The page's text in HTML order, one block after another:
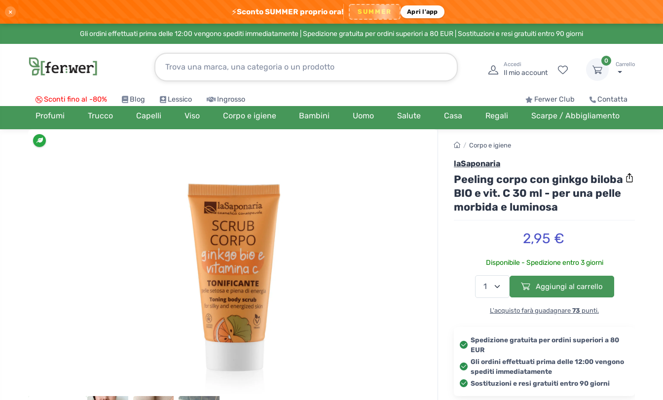
× ⚡Sconto SUMMER proprio ora! SUMMER Apri l'app
Gli ordini effettuati prima delle 12:00 vengono spediti immediatamente | Spedizione gratuita per ordini superiori a 80 EUR | Sostituzioni e resi gratuiti entro 90 giorni
Accedi
Il mio account
0
Carrello
Sconti fino al -80% Blog Lessico Ingrosso Ferwer Club Contatta
Profumi Trucco Capelli Viso Corpo e igiene Bambini Uomo Salute Casa Regali Scarpe / Abbigliamento
/ Corpo e igiene
laSaponaria
Peeling corpo con ginkgo biloba
BIO e vit. C 30 ml - per una pelle
morbida e luminosa
2,95 €
Disponibile - Spedizione entro 3 giorni
Aggiungi al carrello
L'acquisto farà guadagnare 73 punti.
Spedizione gratuita per ordini superiori a 80
EUR
Gli ordini effettuati prima delle 12:00 vengono
spediti immediatamente
Sostituzioni e resi gratuiti entro 90 giorni